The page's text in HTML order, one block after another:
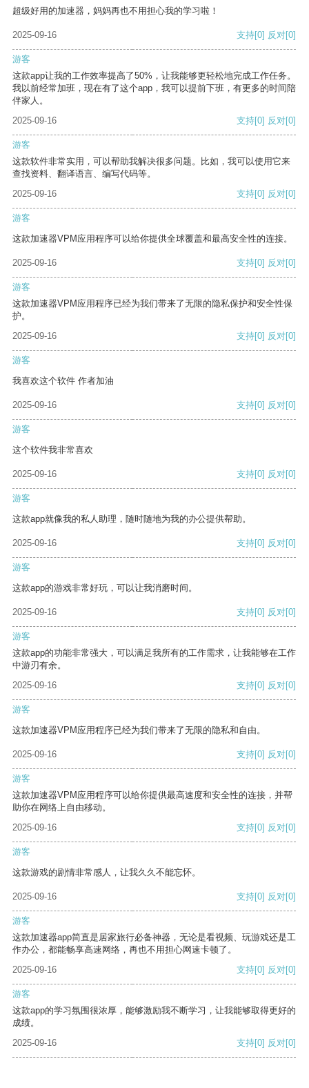
超级好用的加速器，妈妈再也不用担心我的学习啦！
2025-09-16 支持[0] 反对[0]
游客
这款app让我的工作效率提高了50%，让我能够更轻松地完成工作任务。
我以前经常加班，现在有了这个app，我可以提前下班，有更多的时间陪
伴家人。
2025-09-16
支持[0] 反对[0]
游客
这款软件非常实用，可以帮助我解决很多问题。比如，我可以使用它来
查找资料、翻译语言、编写代码等。
2025-09-16
支持[0] 反对[0]
游客
这款加速器VPM应用程序可以给你提供全球覆盖和最高安全性的连接。
2025-09-16 支持[0] 反对[0]
游客
这款加速器VPM应用程序已经为我们带来了无限的隐私保护和安全性保
护。
2025-09-16
支持[0] 反对[0]
游客
我喜欢这个软件 作者加油
2025-09-16 支持[0] 反对[0]
游客
这个软件我非常喜欢
2025-09-16 支持[0] 反对[0]
游客
这款app就像我的私人助理，随时随地为我的办公提供帮助。
2025-09-16 支持[0] 反对[0]
游客
这款app的游戏非常好玩，可以让我消磨时间。
2025-09-16 支持[0] 反对[0]
游客
这款app的功能非常强大，可以满足我所有的工作需求，让我能够在工作
中游刃有余。
2025-09-16
支持[0] 反对[0]
游客
这款加速器VPM应用程序已经为我们带来了无限的隐私和自由。
2025-09-16 支持[0] 反对[0]
游客
这款加速器VPM应用程序可以给你提供最高速度和安全性的连接，并帮
助你在网络上自由移动。
2025-09-16
支持[0] 反对[0]
游客
这款游戏的剧情非常感人，让我久久不能忘怀。
2025-09-16 支持[0] 反对[0]
游客
这款加速器app简直是居家旅行必备神器，无论是看视频、玩游戏还是工
作办公，都能畅享高速网络，再也不用担心网速卡顿了。
2025-09-16
支持[0] 反对[0]
游客
这款app的学习氛围很浓厚，能够激励我不断学习，让我能够取得更好的
成绩。
2025-09-16
支持[0] 反对[0]